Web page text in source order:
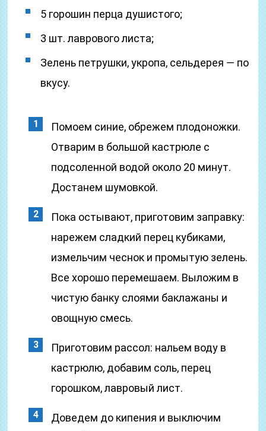
5 горошин перца душистого;
3 шт. лаврового листа;
Зелень петрушки, укропа, сельдерея — по
вкусу.
Помоем синие, обрежем плодоножки.
Отварим в большой кастрюле с
подсоленной водой около 20 минут.
Достанем шумовкой.
Пока остывают, приготовим заправку:
нарежем сладкий перец кубиками,
измельчим чеснок и промытую зелень.
Все хорошо перемешаем. Выложим в
чистую банку слоями баклажаны и
овощную смесь.
Приготовим рассол: нальем воду в
кастрюлю, добавим соль, перец
горошком, лавровый лист.
Доведем до кипения и выключим